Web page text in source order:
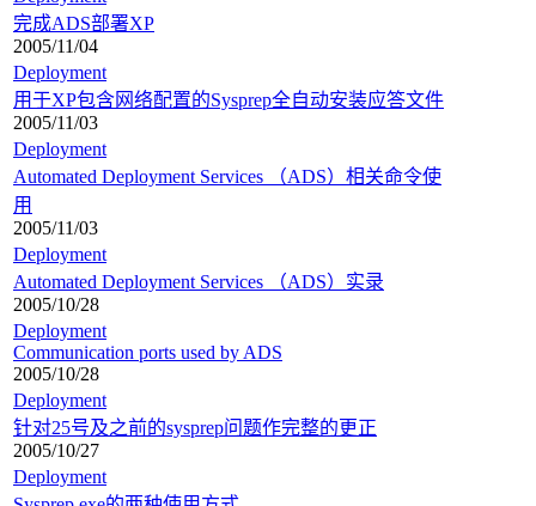
完成ADS部署XP
2005/11/04
Deployment
用于XP包含网络配置的Sysprep全自动安装应答文件
2005/11/03
Deployment
Automated Deployment Services （ADS）相关命令使
用
2005/11/03
Deployment
Automated Deployment Services （ADS）实录
2005/10/28
Deployment
Communication ports used by ADS
2005/10/28
Deployment
针对25号及之前的sysprep问题作完整的更正
2005/10/27
Deployment